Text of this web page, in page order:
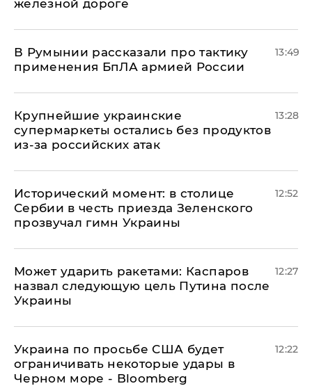
железной дороге
В Румынии рассказали про тактику
применения БпЛА армией России
13:49
Крупнейшие украинские
супермаркеты остались без продуктов
из-за российских атак
13:28
Исторический момент: в столице
Сербии в честь приезда Зеленского
прозвучал гимн Украины
12:52
Может ударить ракетами: Каспаров
назвал следующую цель Путина после
Украины
12:27
Украина по просьбе США будет
ограничивать некоторые удары в
Черном море - Bloomberg
12:22